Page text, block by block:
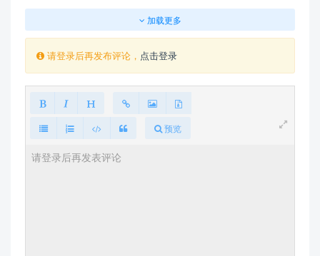
加载更多
请登录后再发布评论， 点击登录
预览